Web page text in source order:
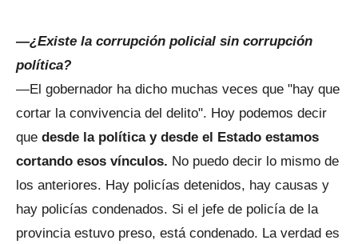
—¿Existe la corrupción policial sin corrupción
política?
—El gobernador ha dicho muchas veces que "hay que
cortar la convivencia del delito". Hoy podemos decir
que desde la política y desde el Estado estamos
cortando esos vínculos. No puedo decir lo mismo de
los anteriores. Hay policías detenidos, hay causas y
hay policías condenados. Si el jefe de policía de la
provincia estuvo preso, está condenado. La verdad es